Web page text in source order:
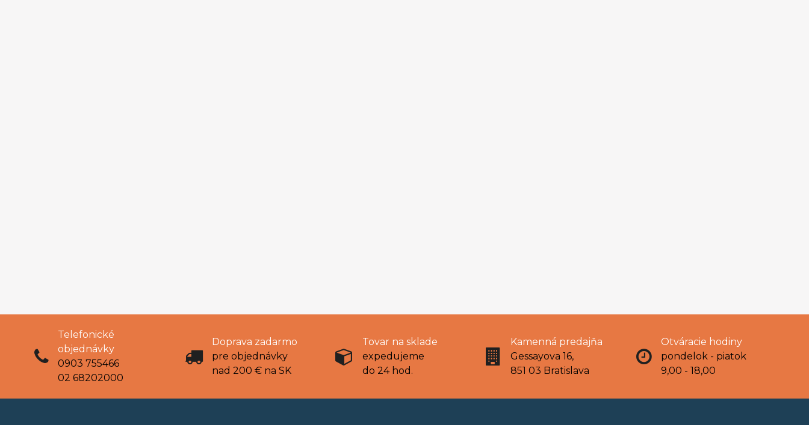
Telefonické
objednávky
0903 755466
02 68202000
Doprava zadarmo
pre objednávky
nad 200 € na SK
Tovar na sklade
expedujeme
do 24 hod.
Kamenná predajňa
Gessayova 16,
851 03 Bratislava
Otváracie hodiny
pondelok - piatok
9,00 - 18,00